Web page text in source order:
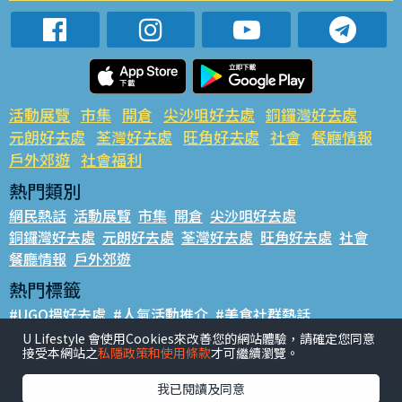
活動展覽 市集 開倉 尖沙咀好去處 銅鑼灣好去處
元朗好去處 荃灣好去處 旺角好去處 社會 餐廳情報
戶外郊遊 社會福利
熱門類別
網民熱話 活動展覽 市集 開倉 尖沙咀好去處
銅鑼灣好去處 元朗好去處 荃灣好去處 旺角好去處 社會
餐廳情報 戶外郊遊
熱門標籤
#UGO搵好去處 #人氣活動推介 #美食社群熱話
#親子玩樂好去處 #ULifestyle應用程式 #限時搶
#UJetso禮物放送 #ULifestyle商戶中心 #著數
香港經濟日報版權所有©2026
U Lifestyle 會使用Cookies來改善您的網站體驗，請確定您同意
接受本網站之私隱政策和使用條款才可繼續瀏覽。
我已閱讀及同意